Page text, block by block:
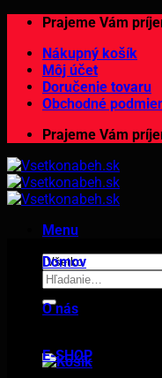
Preskočiť
obsah
Prajeme Vám
Nákupný košík
Môj účet
Doručenie tovaru
Obchodné
Prajeme Vám
Menu
Hľadať:
Domov
O nás
E-SHOP